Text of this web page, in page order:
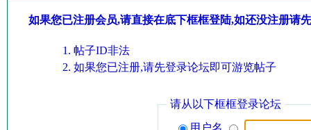
如果您已注册会员,请直接在底下框框登陆,如还没注册请
帖子ID非法
如果您已注册,请先登录论坛即可游览帖子
请从以下框框登录论坛
用户名